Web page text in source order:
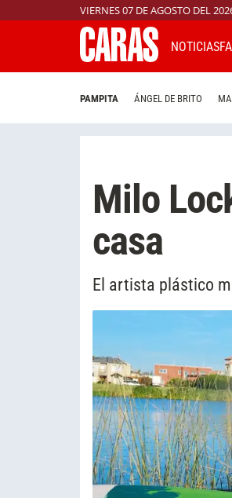
VIERNES 07 DE AGOSTO DEL
NOTICIAS
PAMPITA ÁNGEL DE BRITO
Milo
casa
El artista plástico